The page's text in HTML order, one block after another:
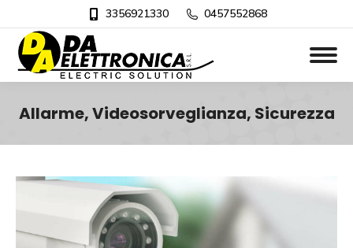
3356921330 0457552868
Allarme, Videosorveglianza, Sicurezza